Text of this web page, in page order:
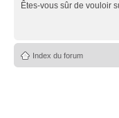
Êtes-vous sûr de vouloir
Index du forum